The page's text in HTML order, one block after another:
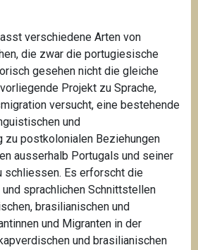
verschiedene Arten von
die zwar die portugiesische
gesehen nicht die gleiche
Projekt zu Sprache,
versucht, eine bestehende
und
zu postkolonialen Beziehungen
ausserhalb Portugals und seiner
schliessen. Es erforscht die
sprachlichen Schnittstellen
brasilianischen und
und Migranten in der
und brasilianischen